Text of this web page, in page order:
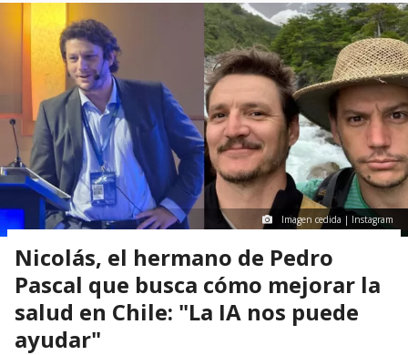
Imagen cedida | Instagram
Nicolás, el hermano de Pedro
Pascal que busca cómo mejorar la
salud en Chile: "La IA nos puede
ayudar"